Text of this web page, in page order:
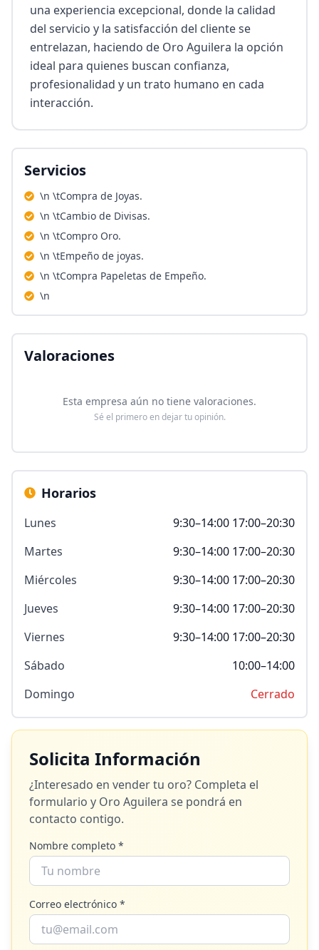
una experiencia excepcional, donde la calidad
del servicio y la satisfacción del cliente se
entrelazan, haciendo de Oro Aguilera la opción
ideal para quienes buscan confianza,
profesionalidad y un trato humano en cada
interacción.
Servicios
\n \tCompra de Joyas.
\n \tCambio de Divisas.
\n \tCompro Oro.
\n \tEmpeño de joyas.
\n \tCompra Papeletas de Empeño.
\n
Valoraciones
Esta empresa aún no tiene valoraciones.
Sé el primero en dejar tu opinión.
Horarios
Lunes
9:30–14:00 17:00–20:30
Martes
9:30–14:00 17:00–20:30
Miércoles
9:30–14:00 17:00–20:30
Jueves
9:30–14:00 17:00–20:30
Viernes
9:30–14:00 17:00–20:30
Sábado
10:00–14:00
Domingo
Cerrado
Solicita Información
¿Interesado en vender tu oro? Completa el
formulario y Oro Aguilera se pondrá en
contacto contigo.
Nombre completo *
Correo electrónico *